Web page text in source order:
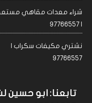
شراء معدات مقاهي
| 97766557
نشتري مكيفات سكراب |
97766557
تابعنا: ابو حسين